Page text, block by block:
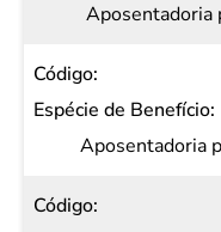
Aposentadoria
Aposentadoria